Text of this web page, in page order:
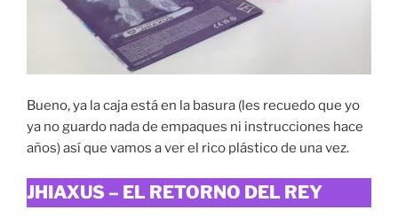
Bueno, ya la caja está en la basura (les recuedo que yo
ya no guardo nada de empaques ni instrucciones hace
años) así que vamos a ver el rico plástico de una vez.
JHIAXUS – EL RETORNO DEL REY